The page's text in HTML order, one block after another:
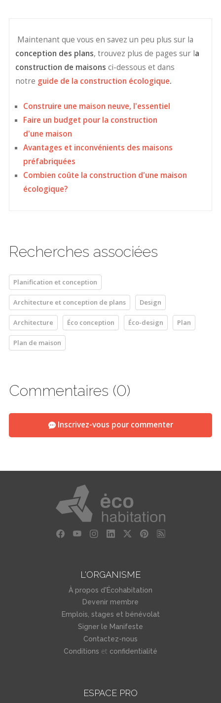
Maintenant que vous en savez un peu plus sur la
conception des plans, trouvez plus de pages sur la
construction de maisons ci-dessous et dans
notre guide de la construction écologique.
Construire une maison neuve, l'essentiel
Faire un budget pour la construction
d'une maison
Avantages et inconvénients des maisons
préfabriquées
Combien coûte la construction d'une maison
écologique?
Recherches associées
Planification et conception
Architecture et conception de plans Design
Architecture Éco conception Éco-design Plan
Plan de maison
Commentaires (0)
Inscrivez-vous pour commenter
L'ORGANISME
À propos d'Écohabitation
Devenir membre
Emplois, stages et bénévolat
Signer le Manifeste
Contactez-nous
Conditions et confidentialité
ESPACE PRO